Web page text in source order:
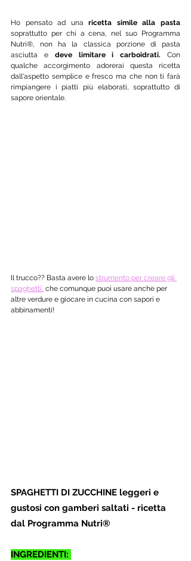
Ho pensato ad una ricetta simile alla pasta
soprattutto per chi a cena, nel suo Programma
Nutri®, non ha la classica porzione di pasta
asciutta e deve limitare i carboidrati. Con
qualche accorgimento adorerai questa ricetta
dall'aspetto semplice e fresco ma che non ti farà
rimpiangere i piatti più elaborati, soprattutto di
sapore orientale.
Il trucco?? Basta avere lo strumento per creare gli
spaghetti, che comunque puoi usare anche per
altre verdure e giocare in cucina con sapori e
abbinamenti!
SPAGHETTI DI ZUCCHINE leggeri e
gustosi con gamberi saltati - ricetta
dal Programma Nutri®
INGREDIENTI: